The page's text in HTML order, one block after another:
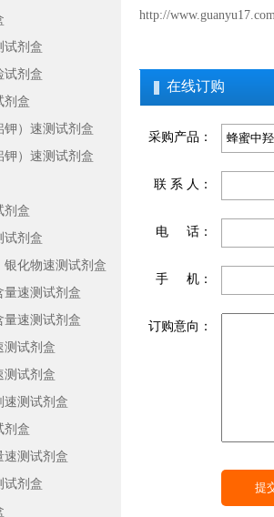
试剂盒
试剂盒
剂盒
钾）速测试剂盒
钾）速测试剂盒
剂盒
试剂盒
化物速测试剂盒
量速测试剂盒
量速测试剂盒
测试剂盒
测试剂盒
速测试剂盒
剂盒
速测试剂盒
试剂盒
http://
在线订购
采购产品：
联 系 人：
电 话：
手 机：
订购意向：